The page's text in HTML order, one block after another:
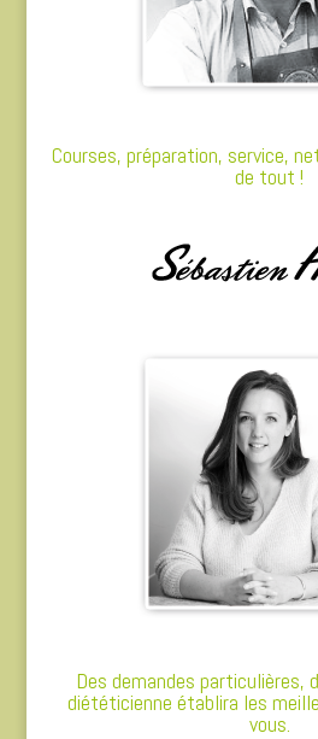
Courses, préparation, service,
de tout !
Des demandes particulières,
diététicienne établira les
vous.